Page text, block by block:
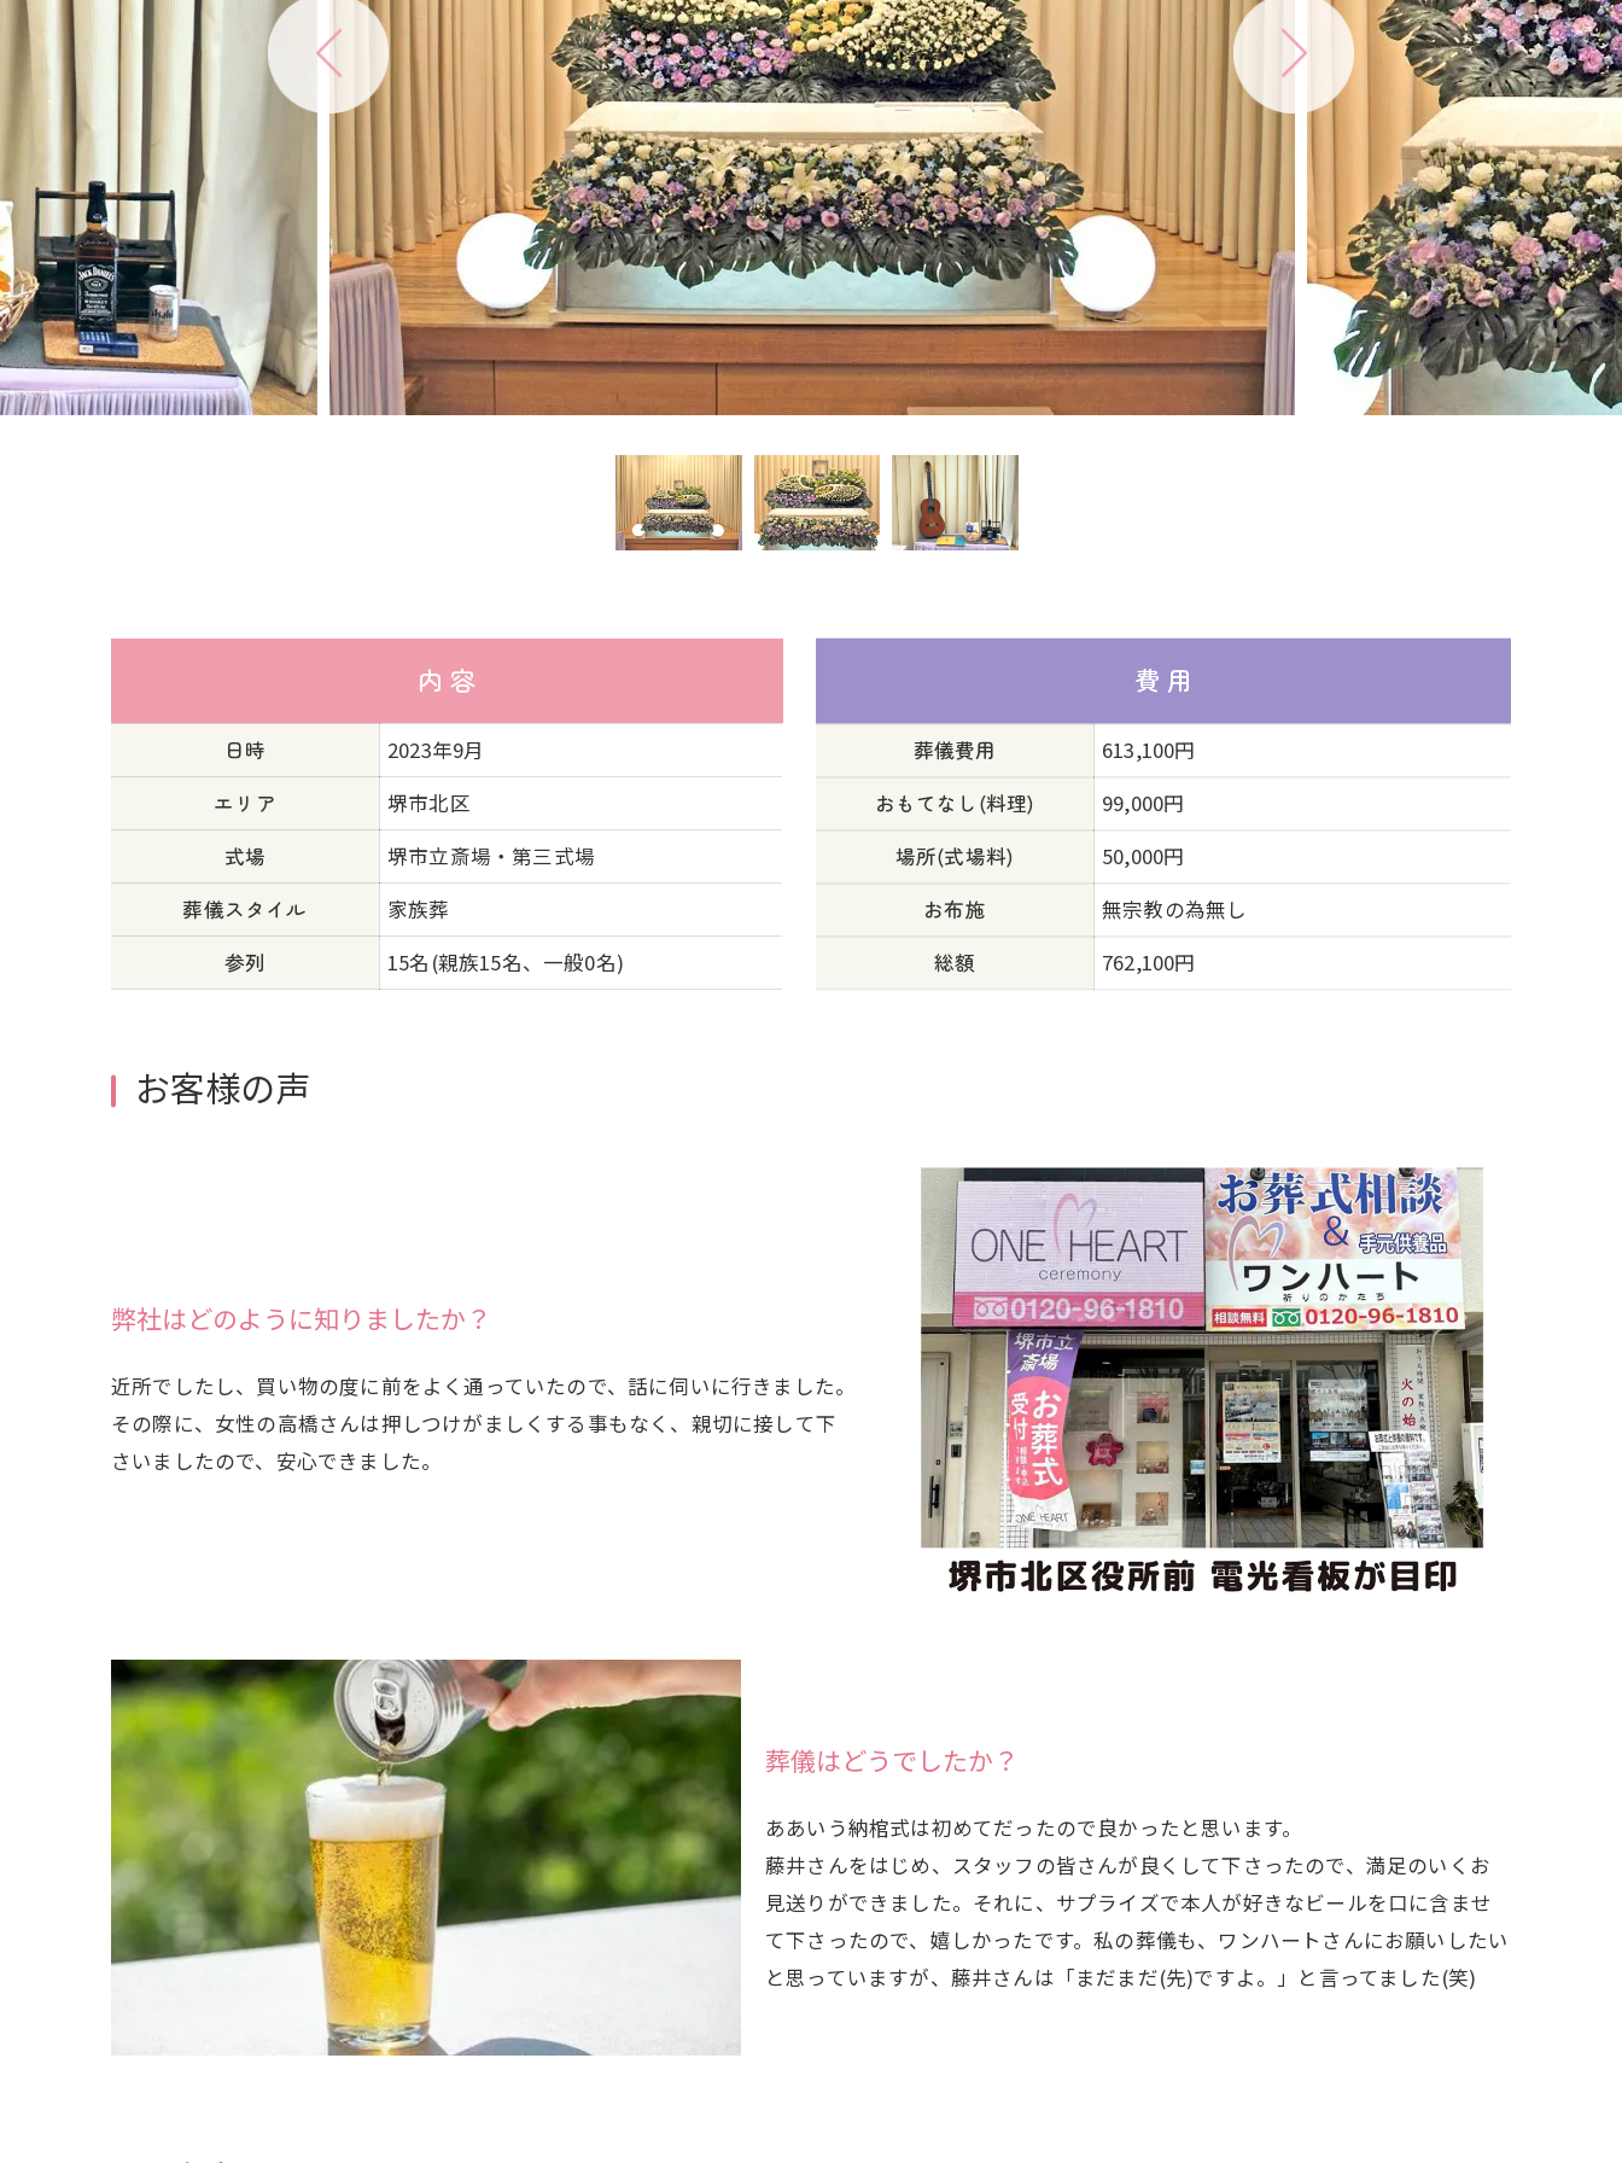
内 容
日時
2023年9月
エリア
堺市北区
式場
堺市立斎場・第三式場
葬儀スタイル
家族葬
参列
15名(親族15名、一般0名)
費 用
葬儀費用
613,100円
おもてなし(料理)
99,000円
場所(式場料)
50,000円
お布施
無宗教の為無し
総額
762,100円
お客様の声
弊社はどのように知りましたか？
近所でしたし、買い物の度に前をよく通っていたので、話に伺いに行きました。
その際に、女性の高橋さんは押しつけがましくする事もなく、親切に接して下
さいましたので、安心できました。
葬儀はどうでしたか？
ああいう納棺式は初めてだったので良かったと思います。
藤井さんをはじめ、スタッフの皆さんが良くして下さったので、満足のいくお
見送りができました。それに、サプライズで本人が好きなビールを口に含ませ
て下さったので、嬉しかったです。私の葬儀も、ワンハートさんにお願いしたい
と思っていますが、藤井さんは「まだまだ(先)ですよ。」と言ってました(笑)